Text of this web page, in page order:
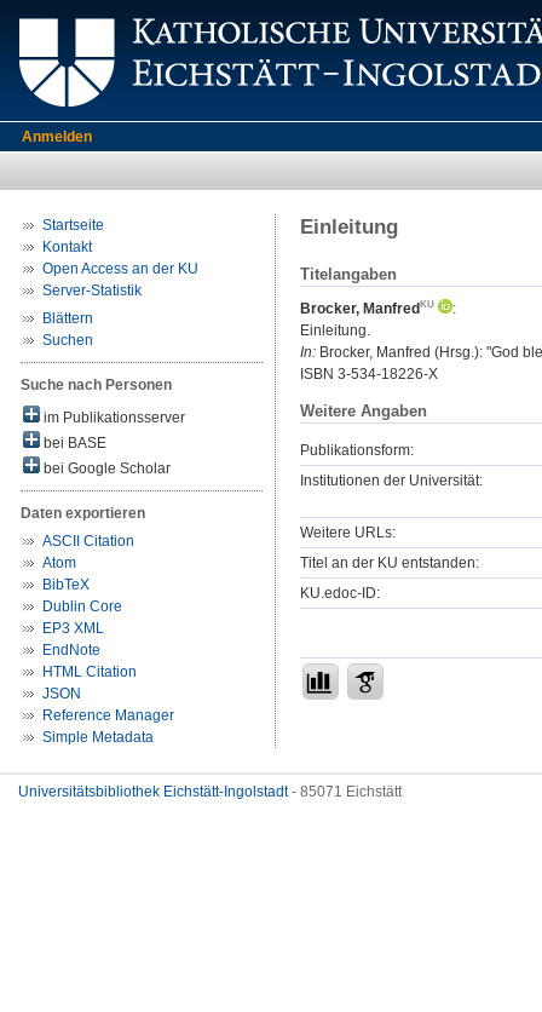
Anmelden
Startseite
Kontakt
Open Access an der KU
Server-Statistik
Blättern
Suchen
Suche nach Personen
im Publikationsserver
bei BASE
bei Google Scholar
Daten exportieren
ASCII Citation
Atom
BibTeX
Dublin Core
EP3 XML
EndNote
HTML Citation
JSON
Reference Manager
Simple Metadata
Einleitung
Titelangaben
Brocker, Manfred
:
Einleitung.
In: Brocker, Manfred (Hrsg.): "God
ISBN 3-534-18226-X
Weitere Angaben
Publikationsform:
Institutionen der Universität:
Weitere URLs:
Titel an der KU entstanden:
KU.edoc-ID:
Universitätsbibliothek Eichstätt-Ingolstadt- 85071 Eichstätt